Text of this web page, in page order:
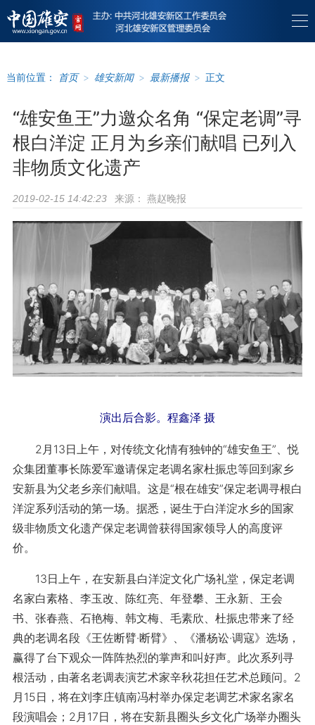
当前位置： 首页 > 雄安新闻 > 最新播报 > 正文
“雄安鱼王”力邀众名角 “保定老调”寻
根白洋淀 正月为乡亲们献唱 已列入
非物质文化遗产
2019-02-15 14:42:23 来源： 燕赵晚报
演出后合影。程鑫泽 摄
2月13日上午，对传统文化情有独钟的“雄安鱼王”、悦
众集团董事长陈爱军邀请保定老调名家杜振忠等回到家乡
安新县为父老乡亲们献唱。这是“根在雄安”保定老调寻根白
洋淀系列活动的第一场。据悉，诞生于白洋淀水乡的国家
级非物质文化遗产保定老调曾获得国家领导人的高度评
价。
13日上午，在安新县白洋淀文化广场礼堂，保定老调
名家白素格、李玉改、陈红亮、年登攀、王永新、王会
书、张春燕、石艳梅、韩文梅、毛素欣、杜振忠带来了经
典的老调名段《王佐断臂·断臂》、《潘杨讼·调寇》选场，
赢得了台下观众一阵阵热烈的掌声和叫好声。此次系列寻
根活动，由著名老调表演艺术家辛秋花担任艺术总顾问。2
月15日，将在刘李庄镇南冯村举办保定老调艺术家名家名
段演唱会；2月17日，将在安新县圈头乡文化广场举办圈头